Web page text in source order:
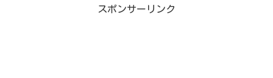
スポンサーリンク